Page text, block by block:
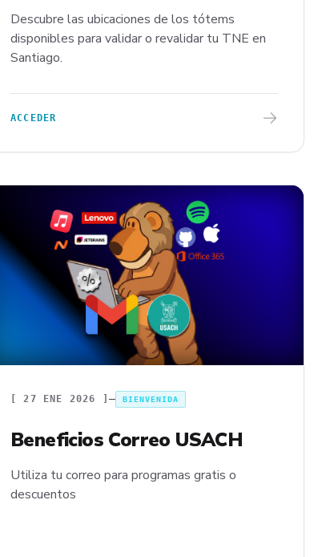
Descubre las ubicaciones de los tótems
disponibles para validar o revalidar tu TNE en
Santiago.
ACCEDER
[27 ENE 2026 ] BIENVENIDA
Beneficios Correo USACH
Utiliza tu correo para programas gratis o
descuentos